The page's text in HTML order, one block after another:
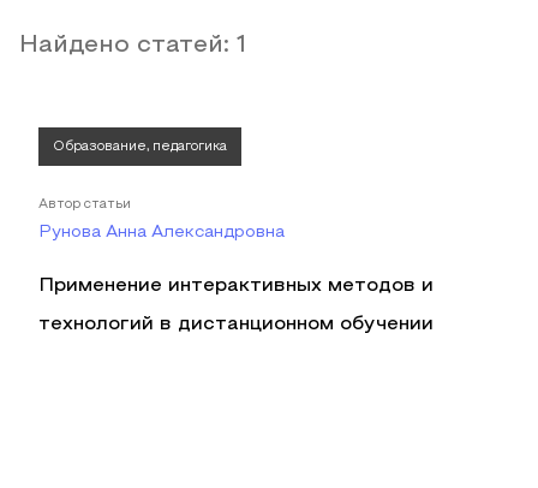
Найдено статей: 1
Образование, педагогика
Автор статьи
Рунова Анна Александровна
Применение интерактивных методов и
технологий в дистанционном обучении